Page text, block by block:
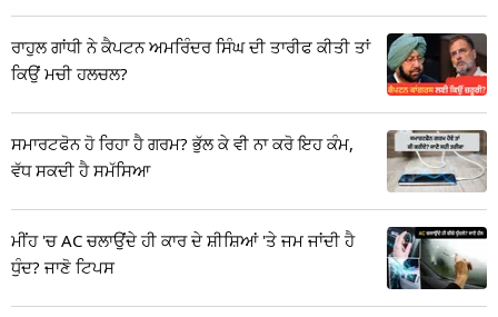
ਰਾਹੁਲ ਗਾਂਧੀ ਨੇ ਕੈਪਟਨ ਅਮਰਿੰਦਰ ਸਿੰਘ ਦੀ ਤਾਰੀਫ ਕੀਤੀ ਤਾਂ
ਕਿਉਂ ਮਚੀ ਹਲਚਲ?
ਸਮਾਰਟਫੋਨ ਹੋ ਰਿਹਾ ਹੈ ਗਰਮ? ਭੁੱਲ ਕੇ ਵੀ ਨਾ ਕਰੋ ਇਹ ਕੰਮ,
ਵੱਧ ਸਕਦੀ ਹੈ ਸਮੱਸਿਆ
ਮੀਂਹ 'ਚ AC ਚਲਾਉਂਦੇ ਹੀ ਕਾਰ ਦੇ ਸ਼ੀਸ਼ਿਆਂ 'ਤੇ ਜਮ ਜਾਂਦੀ ਹੈ
ਧੁੰਦ? ਜਾਣੋ ਟਿਪਸ